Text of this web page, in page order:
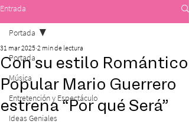
Entrada
Portada
Música
Entretención y Espectáculo
Ideas Geniales
Portada
Con su estilo Romántico
Popular Mario Guerrero
estrena “Por qué Será”
31 mar 2025 2 min de lectura